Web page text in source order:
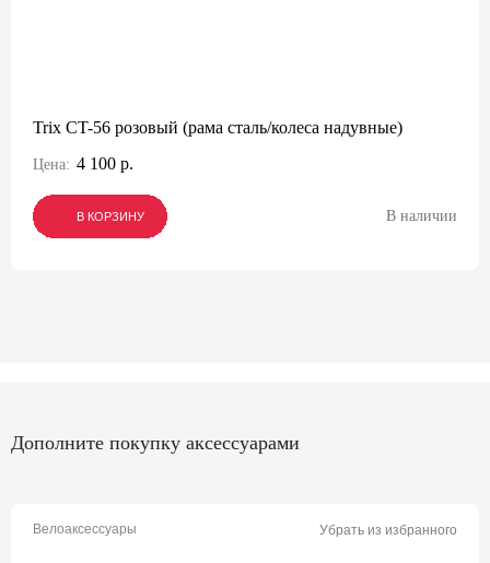
Trix CT-56 розовый (рама сталь/колеса надувные)
Цена: 4 100 р.
В КОРЗИНУ
В КОРЗИНУ
В КОРЗИНУ В наличии
Дополните покупку аксессуарами
Велоаксессуары Убрать из избранного